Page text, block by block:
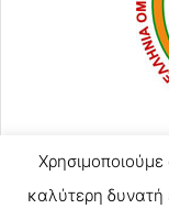
καλύτερη δυνατή